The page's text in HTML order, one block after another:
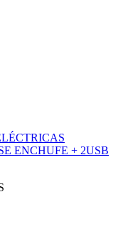
ENCHUFE + 2USB